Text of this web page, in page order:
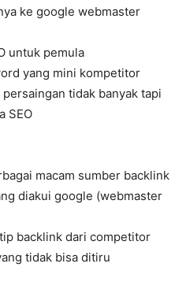
ke google webmaster
untuk pemula
yang mini kompetitor
tidak banyak tapi
SEO
macam sumber backlink
diakui google (webmaster
backlink dari competitor
tidak bisa ditiru